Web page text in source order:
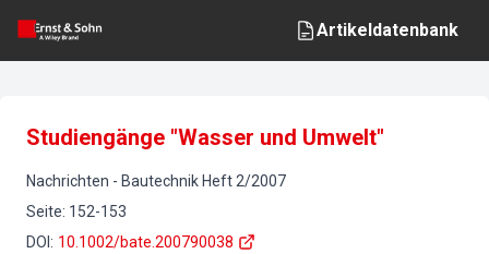
Artikeldatenbank
Studiengänge "Wasser und Umwelt"
Nachrichten - Bautechnik Heft 2/2007
Seite: 152-153
DOI : 10.1002/bate.200790038